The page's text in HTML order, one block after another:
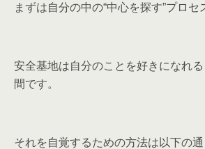
まずは自分の中の“中心を探す”プロセ
安全基地は自分のことを好きになれ
間です。
それを自覚するための方法は以下の通